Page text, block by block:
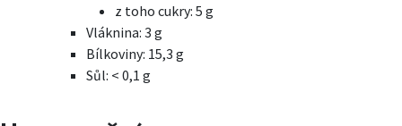
z toho cukry: 5 g
Vláknina: 3 g
Bílkoviny: 15,3 g
Sůl: < 0,1 g